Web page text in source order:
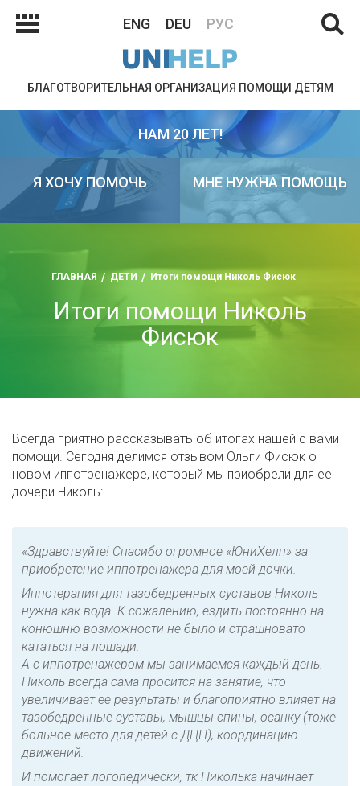
ENG DEU РУС
БЛАГОТВОРИТЕЛЬНАЯ ОРГАНИЗАЦИЯ ПОМОЩИ ДЕТЯМ
НАМ 20 ЛЕТ!
Я ХОЧУ ПОМОЧЬ МНЕ НУЖНА ПОМОЩЬ
ГЛАВНАЯ ДЕТИ Итоги помощи Николь Фисюк
Итоги помощи Николь
Фисюк
Всегда приятно рассказывать об итогах нашей с вами
помощи. Сегодня делимся отзывом Ольги Фисюк о
новом иппотренажере, который мы приобрели для ее
дочери Николь:
«Здравствуйте! Спасибо огромное «ЮниХелп» за
приобретение иппотренажера для моей дочки.
Иппотерапия для тазобедренных суставов Николь
нужна как вода. К сожалению, ездить постоянно на
конюшню возможности не было и страшновато
кататься на лошади.
А с иппотренажером мы занимаемся каждый день.
Николь всегда сама просится на занятие, что
увеличивает ее результаты и благоприятно влияет на
тазобедренные суставы, мышцы спины, осанку (тоже
больное место для детей с ДЦП), координацию
движений.
И помогает логопедически, тк Николька начинает